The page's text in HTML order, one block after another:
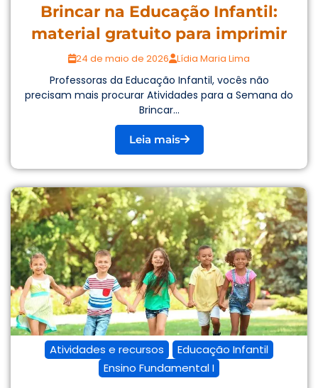
Brincar na Educação Infantil:
material gratuito para imprimir
24 de maio de 2026 Lídia Maria Lima
Professoras da Educação Infantil, vocês não
precisam mais procurar Atividades para a Semana do
Brincar...
Leia mais
Atividades e recursos
Educação Infantil
Ensino Fundamental I